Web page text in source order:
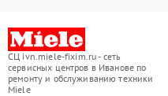
СЦ ivn.miele-fixim.ru - сеть
сервисных центров в Иванове по
ремонту и обслуживанию техники
Miele